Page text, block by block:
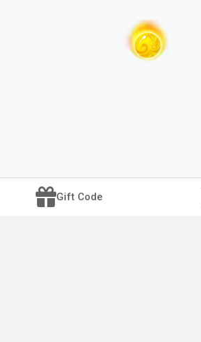
Gift Code